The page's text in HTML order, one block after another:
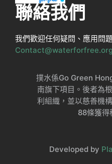
聯絡我們
我們歡迎任何疑問、應用問
Contact@waterforfree.org
撲水係Go Green
南旗下項目。後者為
利組織，並以慈善機
88條獲得
Developed by